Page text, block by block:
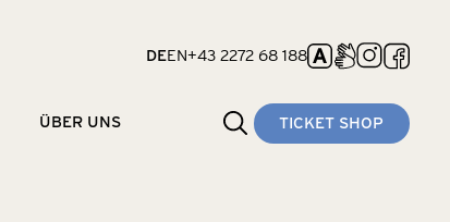
Suchen
Navigation
überspringen
TICKET SHOP
ÜBER UNS
DEEN+43 2272 68 188Navigation